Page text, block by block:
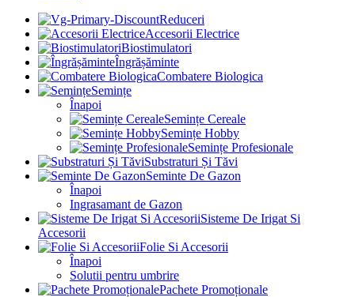
Reduceri
Accesorii Electrice
Biostimulatori
Îngrășăminte
Combatere Biologica
Semințe
Înapoi
Semințe Cereale
Semințe Hobby
Semințe Profesionale
Substraturi Și Tăvi
Seminte De Gazon
Înapoi
Ingrasamant de Gazon
Sisteme De Irigat Si
Accesorii
Folie Si Accesorii
Înapoi
Solutii pentru umbrire
Pachete Promoționale